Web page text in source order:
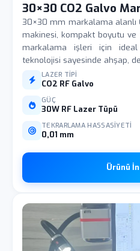
30×30 CO2 Galvo
30×30 mm markalama alanlı
makinesi, kompakt boyutu ve
markalama işleri için
teknolojisi sayesinde ahşap,
LAZER TIPI
CO2 RF Galvo
GÜÇ
30W RF Lazer Tüpü
TEKRARLAMA HASSASIYETI
0,01 mm
Ürünü